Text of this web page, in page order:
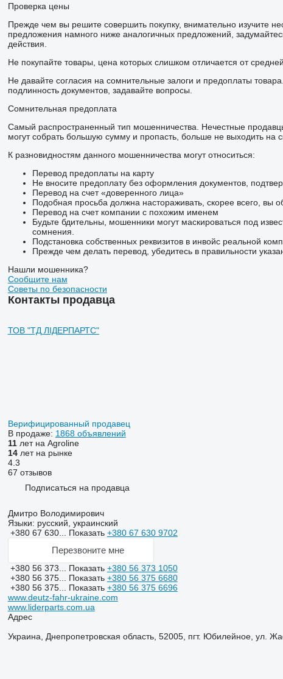
Проверка цены
Прежде чем вы решите совершить покупку, внимательно изучите
предложения намного ниже аналогичных предложений,
действия.
Не покупайте товары, цена которых слишком отличается от
Не давайте согласия на сомнительные залоги и предоплаты
подлинность документов, задавайте вопросы.
Сомнительная предоплата
Самый распространенный тип мошенничества. Нечестные
могут собрать большую сумму и пропасть, больше не выходить на
К разновидностям данного мошенничества могут относиться:
Перевод предоплаты на карту
Не вносите предоплату без оформления документов,
Перевод на счет «доверенного лица»
Подобная просьба должна настораживать, скорее всего, вы
Перевод на счет компании с похожим именем
Будьте бдительны, мошенники могут маскироваться под
сомнения.
Подстановка собственных реквизитов в инвойс реальной
Прежде чем делать перевод, убедитесь в правильности
Нашли мошенника?
Сообщите нам
Советы по безопасности
Контакты продавца
ТОВ "ТД ЛІДЕРПАРТС"
Верифицированный продавец
В продаже: 1868 объявлений
11лет на Agroline
14лет на рынке
4.3
67 отзывов
Подписаться на продавца
Дмитро Володимирович
Языки: русский, украинский
+380 67 630... Показать +380 67 630 9702
Перезвоните мне
+380 56 373... Показать +380 56 373 1050
+380 56 375... Показать +380 56 375 6680
+380 56 375... Показать +380 56 375 6696
www.deutz-fahr-ukraine.com
www.liderparts.com.ua
Адрес
Украина, Днепропетровская область, 52005, пгт. Юбилейное, ул.